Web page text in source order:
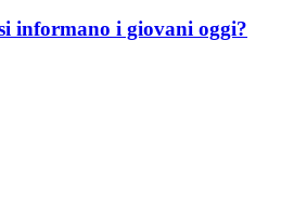
informano i giovani oggi?